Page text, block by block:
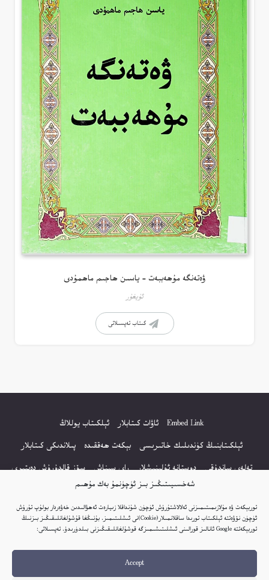
شەخسىيىتىڭىز بىز ئۈچۈنمۇ بەك مۇھىم
توربېكەت ۋە مۇلازىمىتىمىزنى ئەلالاشتۇرۇش ئۈچۈن شۇنداقلا زىيارەت ئەھۋالىدىن خەۋەردار بولۇپ تۇرۇش
ئۈچۈن نۆۋەتتە ئېلكىتاب تورىدا ساقلانمىلار(Cookie)نى ئىشلىتىمىز. بۇنىڭغا قۇشۇلغانلىقىڭىز بىزنىڭ
توربېكەتتە Google ئانالىز قورالىنى ئىشلىتىشىمىزگە قوشۇلغانلىقىڭىزنى بىلدۈرىدۇ. تەپسىلاتى:
Accept
ۋەتەنگە مۇھەببەت – ياسىن ھاجىم ماھمۇدى
ئۇيغۇر
كىتاب تەپسىلاتى
Embed Link ئاۋات كىتابلار
ئېلكىتاب يوللاڭ
ئېلكىتابنىڭ كۈندىلىك خاتىرىسى
بېكەت ھەققىدە
پىلاندىكى كىتابلار
تەلەي ساندۇقى
دوستانە ئۇلىنىشلار راي سىناش
سۆز قالدۇرۇش دەپتىرى
كۆپ سورالغان سۇئاللار
كىتاب تىزىملىكى
مەخپىيەتلىك باياناتى
نەشىر ھوقۇقى باياناتى
© 2017-2026 تور بېكەتنىڭ بارلىق ھوقۇقى ئېلكىتاب تورى غا مەنسۇپ.
تور بېكەت ھەققىدە تەكلىپ - پىكىر بولسا، تۆۋەندىكى ئېلخەت ئارقىلىق بېكەت